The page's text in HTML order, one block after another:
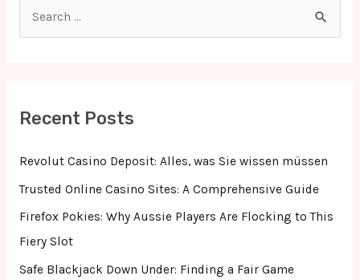
f
Recent Posts
Revolut Casino Deposit: Alles, was Sie wissen müssen
Trusted Online Casino Sites: A Comprehensive Guide
Firefox Pokies: Why Aussie Players Are Flocking to This
Fiery Slot
Safe Blackjack Down Under: Finding a Fair Game